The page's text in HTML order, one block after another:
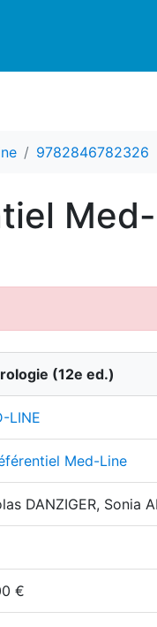
9782846782326
(12e ed.)
LINE
Med-Line
DANZIGER, Sonia
€